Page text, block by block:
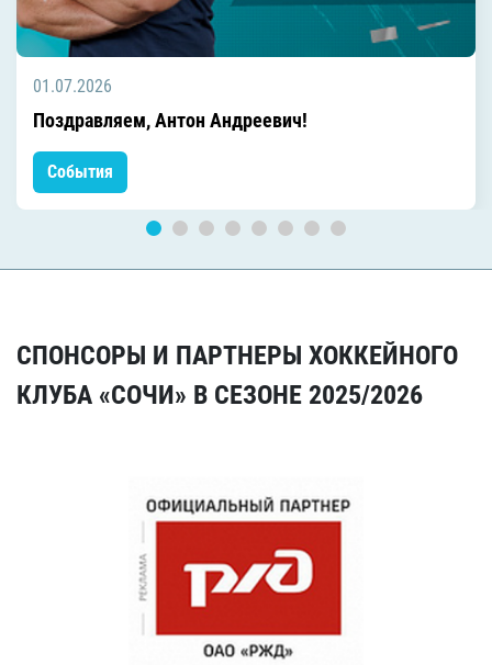
01.07.2026
Поздравляем, Антон Андреевич!
События
СПОНСОРЫ И ПАРТНЕРЫ ХОККЕЙНОГО
КЛУБА «СОЧИ» В СЕЗОНЕ 2025/2026